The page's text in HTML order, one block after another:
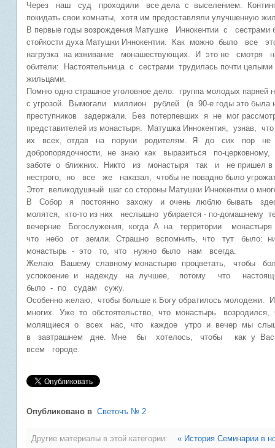
Через наш суд проходили все дела с выселением.
покидать свои комнаты, хотя им предоставляли улучшенную
В первые годы возрождения Матушке Иннокентии с сестрами
стойкости духа Матушки Иннокентии. Как можно было все
нагрузка на изживание монашествующих. И это не смотря
обители: Настоятельница с сестрами трудилась почти
жильцами.
Помню одно страшное уголовное дело: группа молодых парней
с угрозой. Вымогали миллион рублей (в 90-е годы это
преступников задержали. Без потерпевших я не мог
представителей из монастыря. Матушка Иннокентия, узнав,
их всех, отдав на поруки родителям. Я до сих пор не
добропорядочности, не знаю как выразиться по-
заботе о ближних. Никто из монастыря так и не пришел в
нестрого, но все же наказал, чтобы не повадно было
Этот великодушный шаг со стороны Матушки Иннокентии о
В Собор я постоянно захожу и очень люблю бывать
молятся, кто-то из них неслышно убирается - по-
вечерние Богослужения, когда А на территории
что небо от земли. Страшно вспомнить, что тут было:
монастырь - это то, что нужно было нам всегда.
Желаю Вашему славному монастырю процветать, чтобы
успокоение и надежду на лучшее, потому что
было - по судам сужу.
Особенно желаю, чтобы больше к Богу обратилось
многих. Уже то обстоятельство, что монастырь
молящиеся о всех нас, что каждое утро и вечер мы
в завтрашнем дне. Мне бы хотелось, чтобы как у
всем городе.
Опубликовано в Светочъ № 2
Другие материалы в этой категории: « История Семинарии в